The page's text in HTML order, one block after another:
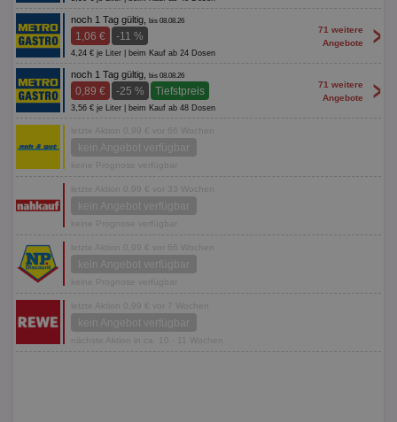
noch 1 Tag gültig, bis 08.08.26
1,06 € -11 %
4,24 € je Liter | beim Kauf ab 24 Dosen
71 weitere
Angebote
>
noch 1 Tag gültig, bis 08.08.26
0,89 € -25 % Tiefstpreis
3,56 € je Liter | beim Kauf ab 48 Dosen
71 weitere
Angebote
>
letzte Aktion 0,99 € vor 66 Wochen
kein Angebot verfügbar
keine Prognose verfügbar
letzte Aktion 0,99 € vor 33 Wochen
kein Angebot verfügbar
keine Prognose verfügbar
letzte Aktion 0,99 € vor 66 Wochen
kein Angebot verfügbar
keine Prognose verfügbar
letzte Aktion 0,99 € vor 7 Wochen
kein Angebot verfügbar
nächste Aktion in ca. 10 - 11 Wochen